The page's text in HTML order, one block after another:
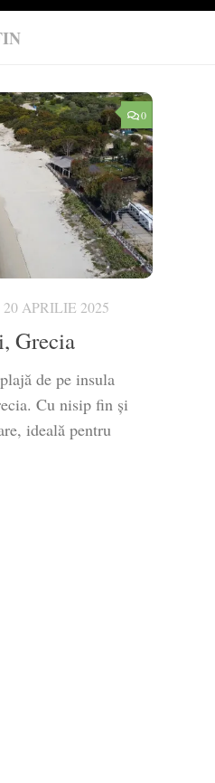
0
20 APRILIE 2025
Grecia
de pe insula
Cu nisip fin și
ideală pentru